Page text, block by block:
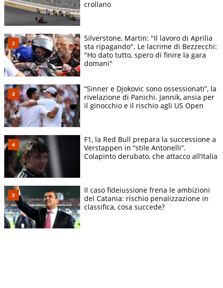
crollano
Silverstone, Martin: "Il lavoro di Aprilia
sta ripagando". Le lacrime di Bezzecchi:
"Ho dato tutto, spero di finire la gara
domani"
“Sinner e Djokovic sono ossessionati”, la
rivelazione di Panichi. Jannik, ansia per
il ginocchio e il rischio agli US Open
F1, la Red Bull prepara la successione a
Verstappen in “stile Antonelli”.
Colapinto derubato, che attacco all’Italia
Il caso fideiussione frena le ambizioni
del Catania: rischio penalizzazione in
classifica, cosa succede?